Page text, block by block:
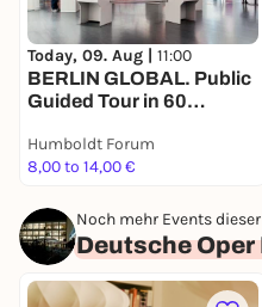
Today, 09. Aug | 11:00
BERLIN GLOBAL. Public
Guided Tour in 60
Humboldt Forum
8,00 to 14,00 €
Noch mehr Events
Deutsche Oper